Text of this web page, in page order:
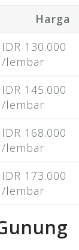
Harga
IDR 130.000
/lembar
IDR 145.000
/lembar
IDR 168.000
/lembar
IDR 173.000
/lembar